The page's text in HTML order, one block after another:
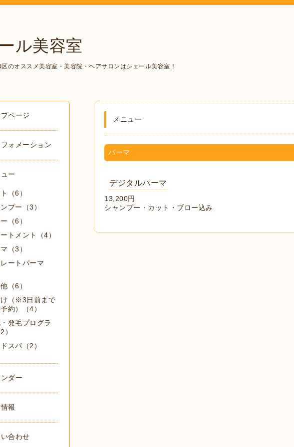
ル美容室
のオススメ美容室・美容院・ヘアサロンはシェール美容室！
メニュー
パーマ
デジタルパーマ
13,200円
シャンプー・カット・ブロー込み
プページ
ォメーション
ュー
（6）
プー（3）
（6）
ートメント（4）
（3）
ートパーマ
（6）
（※3日前まで
約）（4）
発毛プログラ
）
スパ（2）
ダー
報
合わせ